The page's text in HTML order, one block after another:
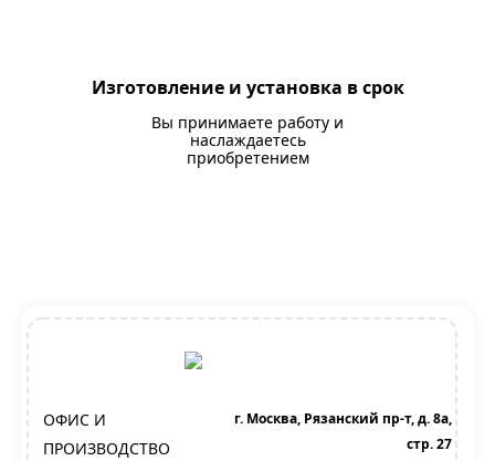
Изготовление и установка в срок
Вы принимаете работу и
наслаждаетесь
приобретением
ОФИС И
ПРОИЗВОДСТВО
г. Москва, Рязанский пр-т, д. 8а,
стр. 27